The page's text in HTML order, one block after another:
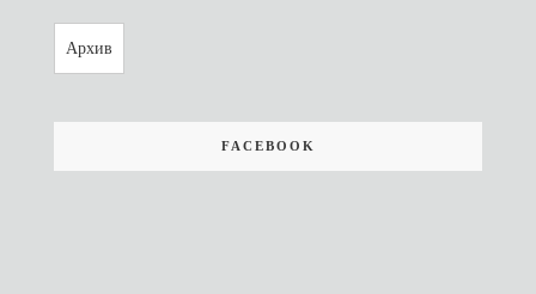
Архив
FACEBOOK